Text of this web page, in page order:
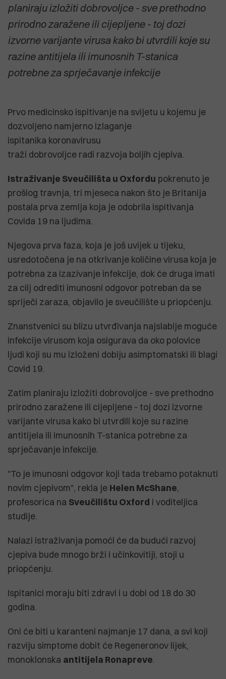
planiraju izložiti dobrovoljce - sve prethodno
prirodno zaražene ili cijepljene - toj dozi
izvorne varijante virusa kako bi utvrdili koje su
razine antitijela ili imunosnih T-stanica
potrebne za sprječavanje infekcije
Prvo medicinsko ispitivanje na svijetu u kojemu je
dozvoljeno namjerno izlaganje
ispitanika koronavirusu
traži dobrovoljce radi razvoja boljih cjepiva.
Istraživanje Sveučilišta u Oxfordu pokrenuto je
prošlog travnja, tri mjeseca nakon što je Britanija
postala prva zemlja koja je odobrila ispitivanja
Covida 19 na ljudima.
Njegova prva faza, koja je još uvijek u tijeku,
usredotočena je na otkrivanje količine virusa koja je
potrebna za izazivanje infekcije, dok će druga imati
za cilj odrediti imunosni odgovor potreban da se
spriječi zaraza, objavilo je sveučilište u priopćenju.
Znanstvenici su blizu utvrđivanja najslabije moguće
infekcije virusom koja osigurava da oko polovice
ljudi koji su mu izloženi dobiju asimptomatski ili blagi
Covid 19.
Zatim planiraju izložiti dobrovoljce - sve prethodno
prirodno zaražene ili cijepljene - toj dozi izvorne
varijante virusa kako bi utvrdili koje su razine
antitijela ili imunosnih T-stanica potrebne za
sprječavanje infekcije.
"To je imunosni odgovor koji tada trebamo potaknuti
novim cjepivom", rekla je Helen McShane,
profesorica na Sveučilištu Oxford i voditeljica
studije.
Nalazi istraživanja pomoći će da budući razvoj
cjepiva bude mnogo brži i učinkovitiji, stoji u
priopćenju.
Ispitanici moraju biti zdravi i u dobi od 18 do 30
godina.
Oni će biti u karanteni najmanje 17 dana, a svi koji
razviju simptome dobit će Regeneronov lijek,
monoklonska antitijela Ronapreve.